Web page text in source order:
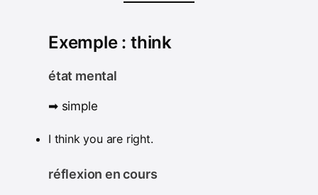
Exemple : think
état mental
➡ simple
I think you are right.
réflexion en cours